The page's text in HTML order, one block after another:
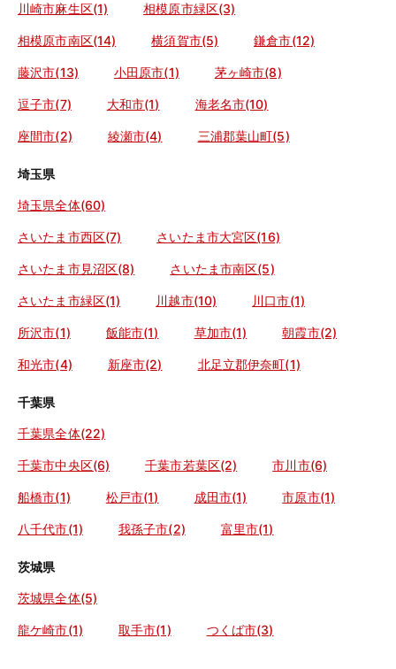
川崎市麻生区(1) 相模原市緑区(3)
相模原市南区(14) 横須賀市(5) 鎌倉市(12)
藤沢市(13) 小田原市(1) 茅ヶ崎市(8)
逗子市(7) 大和市(1) 海老名市(10)
座間市(2) 綾瀬市(4) 三浦郡葉山町(5)
埼玉県
埼玉県全体(60)
さいたま市西区(7) さいたま市大宮区(16)
さいたま市見沼区(8) さいたま市南区(5)
さいたま市緑区(1) 川越市(10) 川口市(1)
所沢市(1) 飯能市(1) 草加市(1) 朝霞市(2)
和光市(4) 新座市(2) 北足立郡伊奈町(1)
千葉県
千葉県全体(22)
千葉市中央区(6) 千葉市若葉区(2) 市川市(6)
船橋市(1) 松戸市(1) 成田市(1) 市原市(1)
八千代市(1) 我孫子市(2) 富里市(1)
茨城県
茨城県全体(5)
龍ケ崎市(1) 取手市(1) つくば市(3)